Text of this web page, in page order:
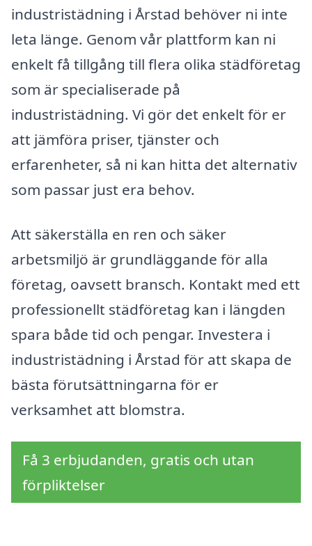
industristädning i Årstad behöver ni inte
leta länge. Genom vår plattform kan ni
enkelt få tillgång till flera olika städföretag
som är specialiserade på
industristädning. Vi gör det enkelt för er
att jämföra priser, tjänster och
erfarenheter, så ni kan hitta det alternativ
som passar just era behov.
Att säkerställa en ren och säker
arbetsmiljö är grundläggande för alla
företag, oavsett bransch. Kontakt med ett
professionellt städföretag kan i längden
spara både tid och pengar. Investera i
industristädning i Årstad för att skapa de
bästa förutsättningarna för er
verksamhet att blomstra.
Få 3 erbjudanden, gratis och utan
förpliktelser